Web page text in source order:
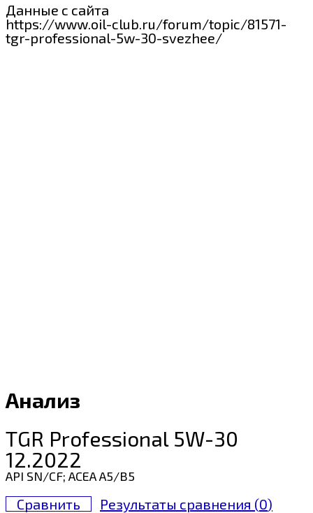
Данные с сайта
https://www.oil-club.ru/forum/topic/81571-
tgr-professional-5w-30-svezhee/
Анализ
TGR Professional 5W-30
12.2022
API SN/CF; ACEA A5/B5
Сравнить Результаты сравнения (0)